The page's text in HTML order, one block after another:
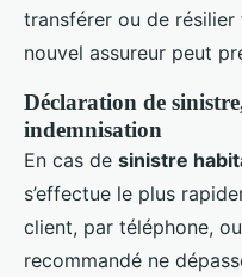
transférer ou de
nouvel assureur peut
Déclaration de
indemnisation
En cas de sinistre
s’effectue le plus
client, par téléphone,
recommandé ne